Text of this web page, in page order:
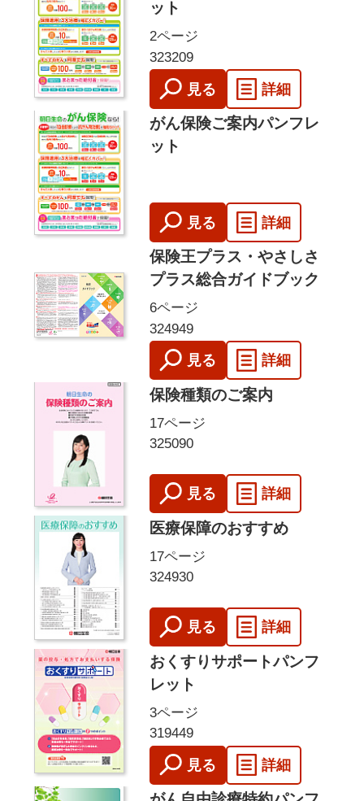
見る 詳細
ット
2ページ
323209
見る 詳細
がん保険ご案内パンフレ
ット
見る 詳細
保険王プラス・やさしさ
プラス総合ガイドブック
6ページ
324949
見る 詳細
保険種類のご案内
17ページ
325090
見る 詳細
医療保障のおすすめ
17ページ
324930
見る 詳細
おくすりサポートパンフ
レット
3ページ
319449